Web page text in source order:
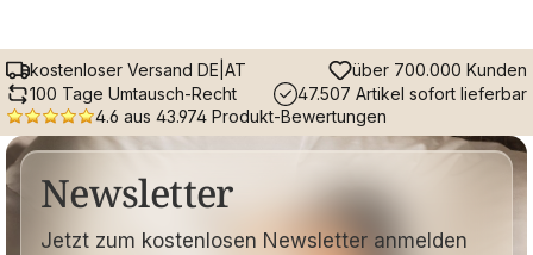
kostenloser Versand DE|AT
über 700.000 Kunden
100 Tage Umtausch-Recht
47.507 Artikel sofort lieferbar
4.6 aus 43.974 Produkt-Bewertungen
Newsletter
Jetzt zum kostenlosen Newsletter anmelden